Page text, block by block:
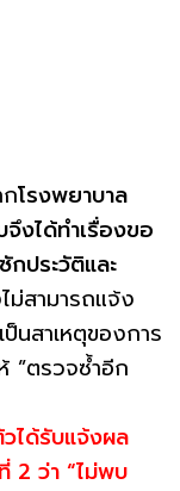
โรงพยาบาล
งได้ทำเรื่องขอ
กประวัติและ
ม่สามารถแจ้ง
นสาเหตุของการ
”ตรวจซ้ำอีก
วได้รับแจ้งผล
2 ว่า “ไม่พบ